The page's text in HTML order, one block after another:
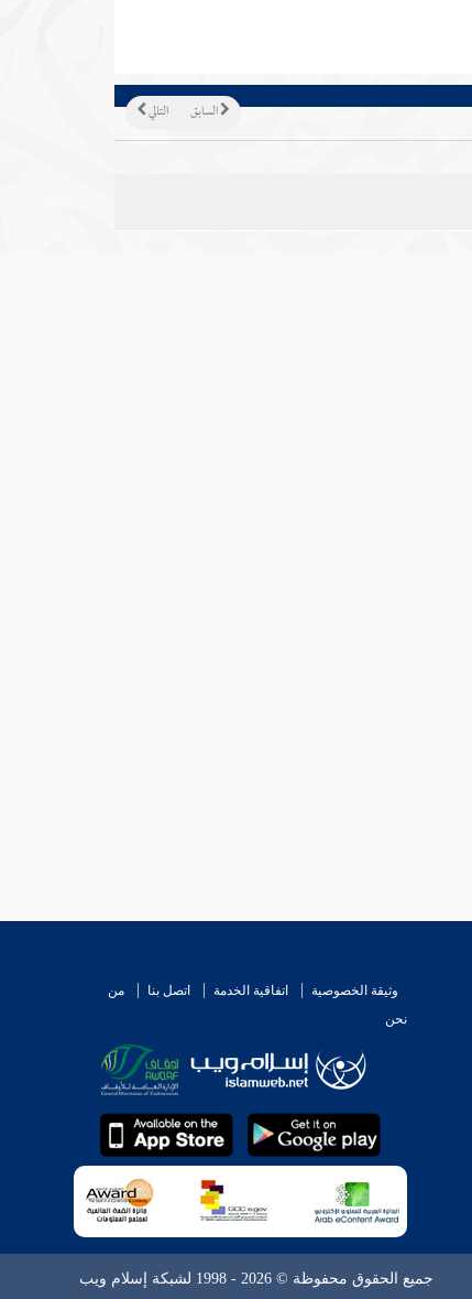
التالي السابق
وثيقة الخصوصية اتفاقية الخدمة اتصل بنا
من
نحن
جميع الحقوق محفوظة © 2026 - 1998 لشبكة إسلام ويب